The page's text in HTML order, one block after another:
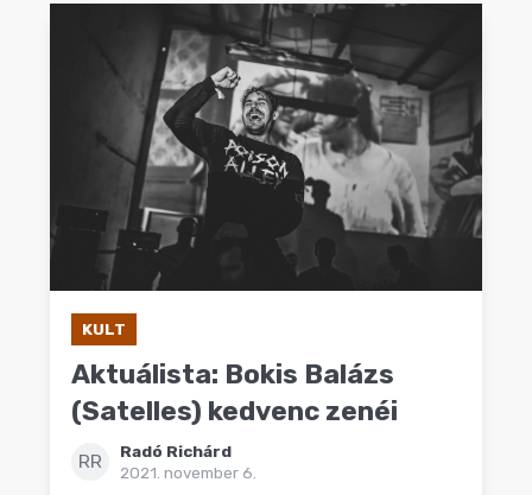
KULT
Aktuálista: Bokis Balázs
(Satelles) kedvenc zenéi
RR
Radó Richárd
2021. november 6.